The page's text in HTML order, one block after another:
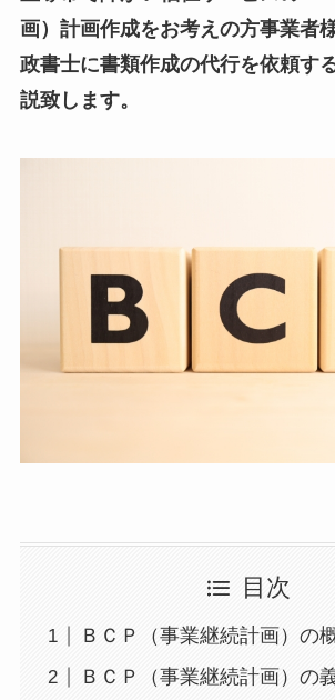
画）計画作成をお考えの方事業者
政書士に書類作成の代行を依頼す
説致します。
目次
ＢＣＰ（事業継続計画）の
ＢＣＰ（事業継続計画）の